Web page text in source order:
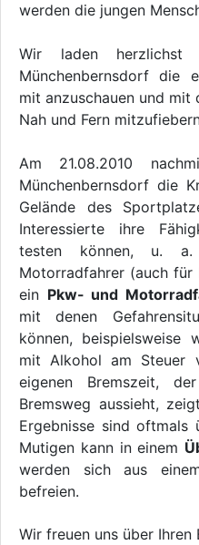
werden die jungen
Wir laden herzlichst
Münchenbernsdorf die
mit anzuschauen und mit
Nah und Fern
Am 21.08.2010
Münchenbernsdorf die
Gelände des
Interessierte ihre
testen können, u.
Motorradfahrer (auch für
ein Pkw- und
mit denen
können, beispielsweise
mit Alkohol am Steuer
eigenen Bremszeit,
Bremsweg aussieht,
Ergebnisse sind oftmals
Mutigen kann in einem
werden sich aus
befreien.
Wir freuen uns über Ihren